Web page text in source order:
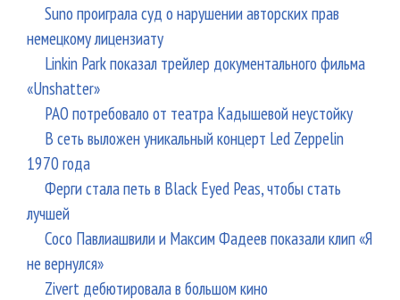
Suno проиграла суд о нарушении авторских прав
немецкому лицензиату
Linkin Park показал трейлер документального фильма
«Unshatter»
РАО потребовало от театра Кадышевой неустойку
В сеть выложен уникальный концерт Led Zeppelin
1970 года
Ферги стала петь в Black Eyed Peas, чтобы стать
лучшей
Сосо Павлиашвили и Максим Фадеев показали клип «Я
не вернулся»
Zivert дебютировала в большом кино